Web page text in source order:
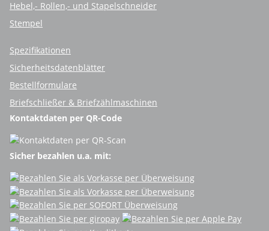
Hebel,- Rollen,- und Stapelschneider
Stempel
Spezifikationen
Sicherheitsdatenblätter
Bestellformulare
Briefschließer & Briefzählmaschinen
Kontaktdaten per QR-Code
Sicher bezahlen u.a. mit: